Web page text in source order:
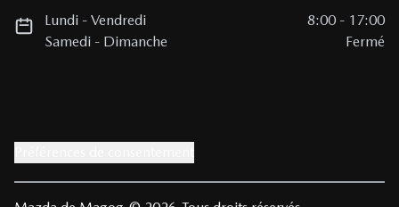
Lundi -Vendredi 8:00 - 17:00
Samedi - Dimanche Fermé